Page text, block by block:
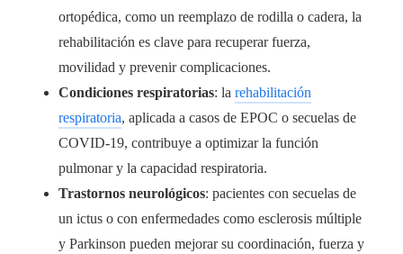
ortopédica, como un reemplazo de rodilla o cadera, la
rehabilitación es clave para recuperar fuerza,
movilidad y prevenir complicaciones.
Condiciones respiratorias: la rehabilitación
respiratoria, aplicada a casos de EPOC o secuelas de
COVID-19, contribuye a optimizar la función
pulmonar y la capacidad respiratoria.
Trastornos neurológicos: pacientes con secuelas de
un ictus o con enfermedades como esclerosis múltiple
y Parkinson pueden mejorar su coordinación, fuerza y